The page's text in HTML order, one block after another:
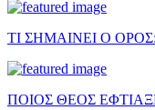
ΤΙ ΣΗΜΑΙΝΕΙ Ο
ΠΟΙΟΣ ΘΕΟΣ